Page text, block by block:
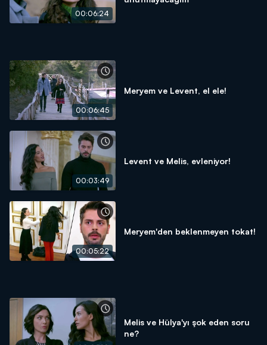
00:06:24
00:06:45
Meryem ve Levent, el ele!
00:03:49
Levent ve Melis, evleniyor!
00:05:22
Meryem'den beklenmeyen tokat!
Melis ve Hülya'yı şok eden soru
ne?